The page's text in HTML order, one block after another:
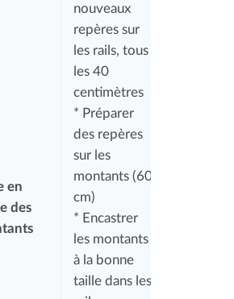
en
des
nouveaux
repères sur
les rails, tous
les 40
centimètres
* Préparer
des repères
sur les
montants (60
cm)
* Encastrer
les montants
à la bonne
taille dans les